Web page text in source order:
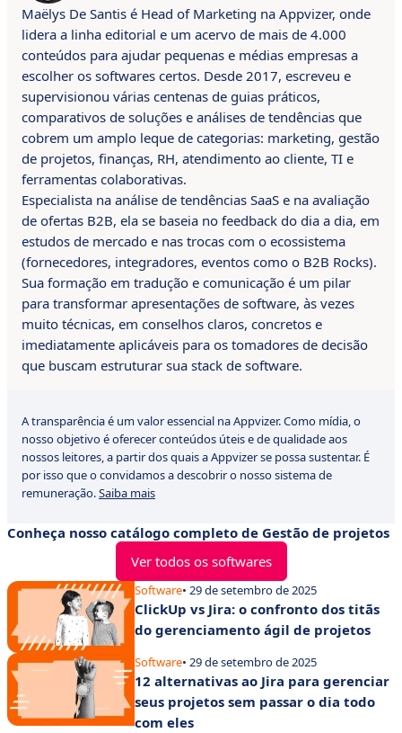
Maëlys De Santis é Head of Marketing na Appvizer, onde
lidera a linha editorial e um acervo de mais de 4.000
conteúdos para ajudar pequenas e médias empresas a
escolher os softwares certos. Desde 2017, escreveu e
supervisionou várias centenas de guias práticos,
comparativos de soluções e análises de tendências que
cobrem um amplo leque de categorias: marketing, gestão
de projetos, finanças, RH, atendimento ao cliente, TI e
ferramentas colaborativas.
Especialista na análise de tendências SaaS e na avaliação
de ofertas B2B, ela se baseia no feedback do dia a dia, em
estudos de mercado e nas trocas com o ecossistema
(fornecedores, integradores, eventos como o B2B Rocks).
Sua formação em tradução e comunicação é um pilar
para transformar apresentações de software, às vezes
muito técnicas, em conselhos claros, concretos e
imediatamente aplicáveis para os tomadores de decisão
que buscam estruturar sua stack de software.
A transparência é um valor essencial na Appvizer. Como mídia, o
nosso objetivo é oferecer conteúdos úteis e de qualidade aos
nossos leitores, a partir dos quais a Appvizer se possa sustentar. É
por isso que o convidamos a descobrir o nosso sistema de
remuneração.Saiba mais
Conheça nosso catálogo completo de Gestão de projetos
Ver todos os softwares
Software• 29 de setembro de 2025
ClickUp vs Jira: o confronto dos titãs
do gerenciamento ágil de projetos
Software• 29 de setembro de 2025
12 alternativas ao Jira para gerenciar
seus projetos sem passar o dia todo
com eles